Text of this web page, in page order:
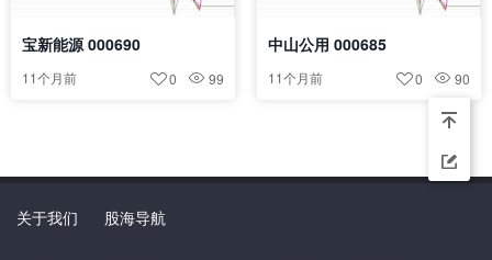
宝新能源 000690
11个月前 99
0
中山公用 000685
11个月前 90
0
关于我们 股海导航